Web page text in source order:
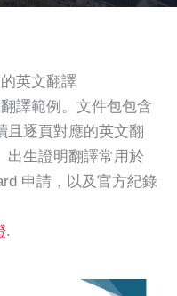
英文翻譯
譯範例。文件包包含
且逐頁對應的英文翻
出生證明翻譯常用於
申請，以及官方紀錄
.